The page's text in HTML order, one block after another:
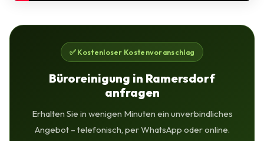
✅ Kostenloser Kostenvoranschlag
Büroreinigung in Ramersdorf
anfragen
Erhalten Sie in wenigen Minuten ein unverbindliches
Angebot – telefonisch, per WhatsApp oder online.